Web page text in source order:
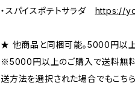
・スパイスポテトサラダ https://
★ 他商品と同梱可能。5000円以上
※5000円以上のご購入で送料無
送方法を選択された場合でもこち